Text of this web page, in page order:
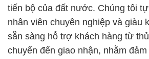
tiến bộ của đất nước. Chúng tôi
nhân viên chuyên nghiệp và giàu
sẵn sàng hỗ trợ khách hàng từ
chuyển đến giao nhận, nhằm